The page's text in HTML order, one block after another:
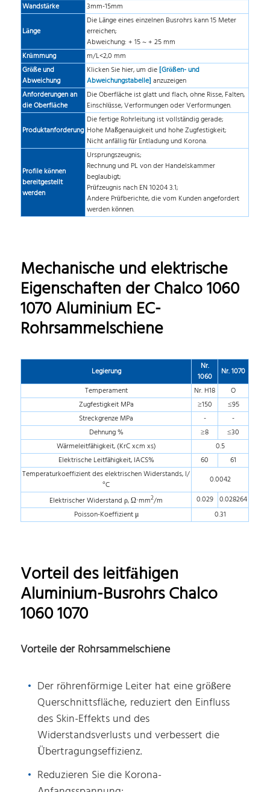
Wandstärke
3mm-15mm
Länge
Die Länge eines einzelnen Busrohrs kann 15 Meter
erreichen;
Abweichung: + 15 ~ + 25 mm
Krümmung
m/L<2,0 mm
Größe und
Abweichung
Klicken Sie hier, um die[Größen- und
Abweichungstabelle]anzuzeigen
Anforderungen an
die Oberfläche
Die Oberfläche ist glatt und flach, ohne Risse, Falten,
Einschlüsse, Verformungen oder Verformungen.
Produktanforderung
Die fertige Rohrleitung ist vollständig gerade;
Hohe Maßgenauigkeit und hohe Zugfestigkeit;
Nicht anfällig für Entladung und Korona.
Profile können
bereitgestellt
werden
Ursprungszeugnis;
Rechnung und PL von der Handelskammer
beglaubigt;
Prüfzeugnis nach EN 10204 3.1;
Andere Prüfberichte, die vom Kunden angefordert
werden können.
Mechanische und elektrische
Eigenschaften der Chalco 1060
1070 Aluminium EC-
Rohrsammelschiene
Legierung
Nr.
1060
Nr. 1070
Temperament
Nr. H18
O
Zugfestigkeit MPa
≥150
≤95
Streckgrenze MPa
-
-
Dehnung %
≥8
≤30
Wärmeleitfähigkeit, (KrC xcm xs)
0.5
Elektrische Leitfähigkeit, IACS%
60
61
Temperaturkoeffizient des elektrischen Widerstands, I/
°C
0.0042
Elektrischer Widerstand ρ, Ω·mm2/m 0.029 0.028264
Poisson-Koeffizient μ
0.31
Vorteil des leitfähigen
Aluminium-Busrohrs Chalco
1060 1070
Vorteile der Rohrsammelschiene
Der röhrenförmige Leiter hat eine größere
Querschnittsfläche, reduziert den Einfluss
des Skin-Effekts und des
Widerstandsverlusts und verbessert die
Übertragungseffizienz.
Reduzieren Sie die Korona-